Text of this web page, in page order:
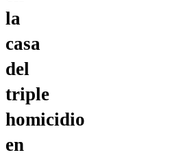
la
casa
del
triple
homicidio
en